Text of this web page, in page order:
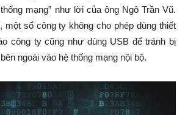
mạng” như lời của ông Ngô Trần Vũ.
một số công ty không cho phép dùng thiết
công ty cũng như dùng USB để tránh bị
ngoài vào hệ thống mạng nội bộ.